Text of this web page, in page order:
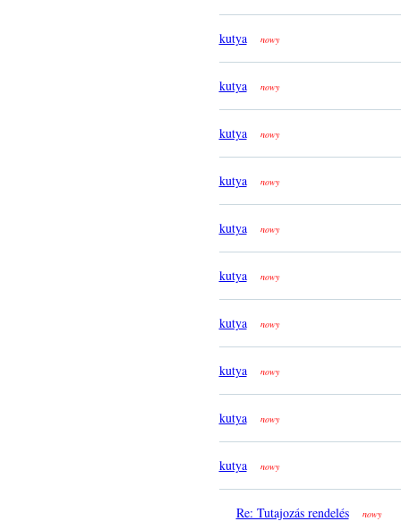
kutya nowy
kutya nowy
kutya nowy
kutya nowy
kutya nowy
kutya nowy
kutya nowy
kutya nowy
kutya nowy
kutya nowy
Re: Tutajozás rendelés nowy